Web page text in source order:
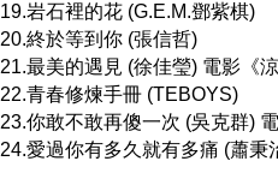
19.岩石裡的花 (G.E.M.鄧紫棋)
20.終於等到你 (張信哲)
21.最美的遇見 (徐佳瑩) 電影《
22.青春修煉手冊 (TEBOYS)
23.你敢不敢再傻一次 (吳克群)
24.愛過你有多久就有多痛 (蕭秉